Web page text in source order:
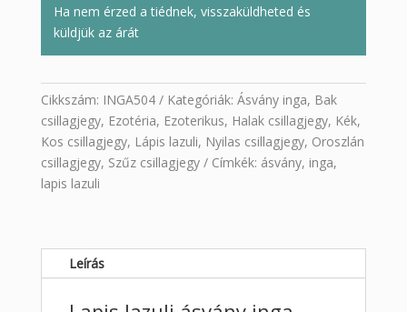
Ha nem érzed a tiédnek, visszaküldheted és
küldjük az árát
Cikkszám: INGA504 Kategóriák: Ásvány inga, Bak
csillagjegy, Ezotéria, Ezoterikus, Halak csillagjegy, Kék,
Kos csillagjegy, Lápis lazuli, Nyilas csillagjegy, Oroszlán
csillagjegy, Szűz csillagjegy Címkék: ásvány, inga,
lapis lazuli
Leírás